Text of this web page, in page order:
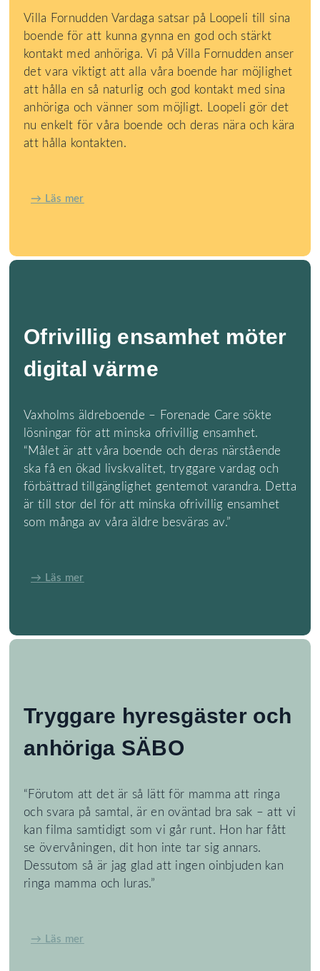
Villa Fornudden Vardaga satsar på Loopeli till sina
boende för att kunna gynna en god och stärkt
kontakt med anhöriga. Vi på Villa Fornudden anser
det vara viktigt att alla våra boende har möjlighet
att hålla en så naturlig och god kontakt med sina
anhöriga och vänner som möjligt. Loopeli gör det
nu enkelt för våra boende och deras nära och kära
att hålla kontakten.
→ Läs mer
Ofrivillig ensamhet möter
digital värme
Vaxholms äldreboende – Forenade Care sökte
lösningar för att minska ofrivillig ensamhet.
“Målet är att våra boende och deras närstående
ska få en ökad livskvalitet, tryggare vardag och
förbättrad tillgänglighet gentemot varandra. Detta
är till stor del för att minska ofrivillig ensamhet
som många av våra äldre besväras av.”
→ Läs mer
Tryggare hyresgäster och
anhöriga SÄBO
“Förutom att det är så lätt för mamma att ringa
och svara på samtal, är en oväntad bra sak – att vi
kan filma samtidigt som vi går runt. Hon har fått
se övervåningen, dit hon inte tar sig annars.
Dessutom så är jag glad att ingen oinbjuden kan
ringa mamma och luras.”
→ Läs mer